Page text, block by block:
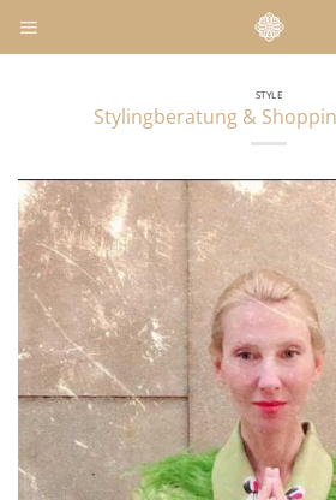
Inhalt
springen
STYLE
Stylingberatung &